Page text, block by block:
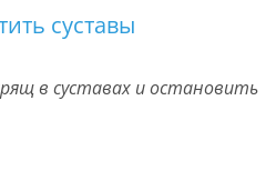
суставы
в суставах и остановить